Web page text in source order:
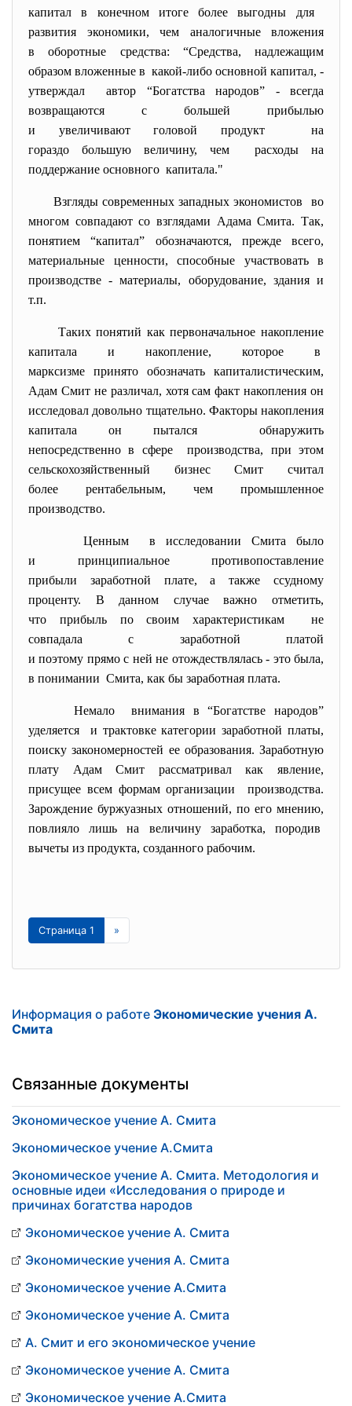
капитал в конечном итоге более выгодны для
развития экономики, чем аналогичные вложения
в оборотные средства: “Средства, надлежащим
образом вложенные в какой-либо основной капитал, -
утверждал автор “Богатства народов” - всегда
возвращаются с большей прибылью
и увеличивают головой продукт на
гораздо большую величину, чем расходы на
поддержание основного капитала."
Взгляды современных западных экономистов во
многом совпадают со взглядами Адама Смита. Так,
понятием “капитал” обозначаются, прежде всего,
материальные ценности, способные участвовать в
производстве - материалы, оборудование, здания и
т.п.
Таких понятий как первоначальное накопление
капитала и накопление, которое в
марксизме принято обозначать капиталистическим,
Адам Смит не различал, хотя сам факт накопления он
исследовал довольно тщательно. Факторы накопления
капитала он пытался обнаружить
непосредственно в сфере производства, при этом
сельскохозяйственный бизнес Смит считал
более рентабельным, чем промышленное
производство.
Ценным в исследовании Смита было
и принципиальное противопоставление
прибыли заработной плате, а также ссудному
проценту. В данном случае важно отметить,
что прибыль по своим характеристикам не
совпадала с заработной платой
и поэтому прямо с ней не отождествлялась - это была,
в понимании Смита, как бы заработная плата.
Немало внимания в “Богатстве народов”
уделяется и трактовке категориизаработной платы,
поиску закономерностей ее образования. Заработную
плату Адам Смит рассматривал как явление,
присущее всем формам организации производства.
Зарождение буржуазных отношений, по его мнению,
повлияло лишь на величину заработка, породив
вычеты из продукта, созданного рабочим.
Страница 1 »
Информация о работе Экономические учения А.
Смита
Связанные документы
Экономическое учение А. Смита
Экономическое учение А.Смита
Экономическое учение А. Смита. Методология и
основные идеи «Исследования о природе и
причинах богатства народов
Экономическое учение А. Смита
Экономические учения А. Смита
Экономическое учение А.Смита
Экономическое учение А. Смита
А. Смит и его экономическое учение
Экономическое учение А. Смита
Экономическое учение А.Смита